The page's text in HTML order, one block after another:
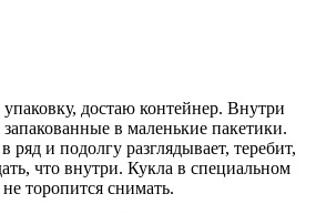
достаю контейнер. Внутри
в маленькие пакетики.
ряд и подолгу разглядывает, теребит,
что внутри. Кукла в специальном
торопится снимать.